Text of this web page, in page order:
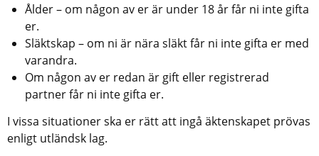
Ålder – om någon av er är under 18 år får ni inte gifta
er.
Släktskap – om ni är nära släkt får ni inte gifta er med
varandra.
Om någon av er redan är gift eller registrerad
partner får ni inte gifta er.
I vissa situationer ska er rätt att ingå äktenskapet prövas
enligt utländsk lag.